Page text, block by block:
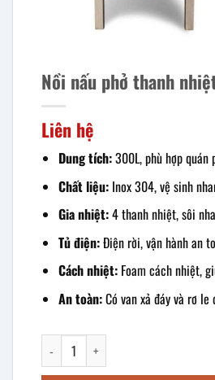
Nồi nấu phở thanh
Liên hệ
Dung tích:300L, phù hợp quán
Chất liệu:Inox 304, vệ sinh
Gia nhiệt:4 thanh nhiệt, sôi
Tủ điện:Điện rời, vận hành an
Cách nhiệt:Foam cách nhiệt,
An toàn:Có van xả đáy và rơ le
Nồi nấu phở thanh nhiệt 300l điện